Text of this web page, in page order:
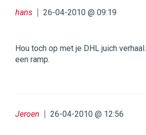
hans 26-04-2010 @ 09:19
Hou toch op met je DHL juich
een ramp.
Jeroen 26-04-2010 @ 12:56